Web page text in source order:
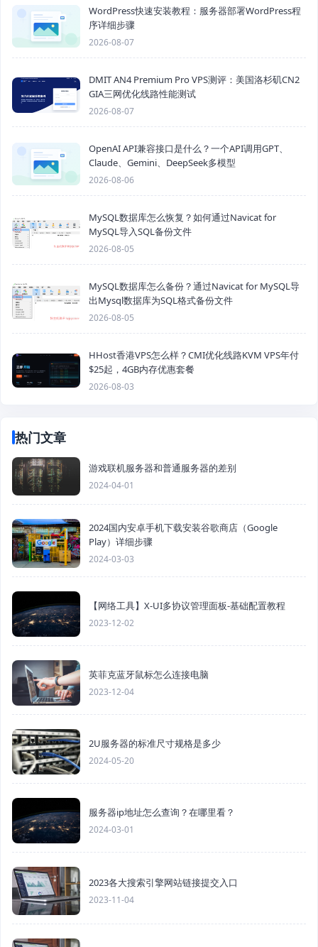
WordPress快速安装教程：服务器部署WordPress程
序详细步骤
2026-08-07
DMIT AN4 Premium Pro VPS测评：美国洛杉矶CN2
GIA三网优化线路性能测试
2026-08-07
OpenAI API兼容接口是什么？一个API调用GPT、
Claude、Gemini、DeepSeek多模型
2026-08-06
MySQL数据库怎么恢复？如何通过Navicat for
MySQL导入SQL备份文件
2026-08-05
MySQL数据库怎么备份？通过Navicat for MySQL导
出Mysql数据库为SQL格式备份文件
2026-08-05
HHost香港VPS怎么样？CMI优化线路KVM VPS年付
$25起，4GB内存优惠套餐
2026-08-03
热门文章
游戏联机服务器和普通服务器的差别
2024-04-01
2024国内安卓手机下载安装谷歌商店（Google
Play）详细步骤
2024-03-03
【网络工具】X-UI多协议管理面板-基础配置教程
2023-12-02
英菲克蓝牙鼠标怎么连接电脑
2023-12-04
2U服务器的标准尺寸规格是多少
2024-05-20
服务器ip地址怎么查询？在哪里看？
2024-03-01
2023各大搜索引擎网站链接提交入口
2023-11-04